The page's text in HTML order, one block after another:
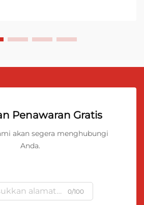
Penawaran Gratis
akan segera menghubungi
Anda.
0/100